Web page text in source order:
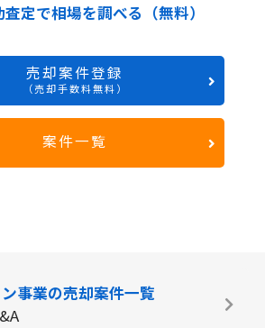
定で相場を調べる（無料）
売却案件登録
（売却手数料無料）
案件一覧
事業の売却案件一覧